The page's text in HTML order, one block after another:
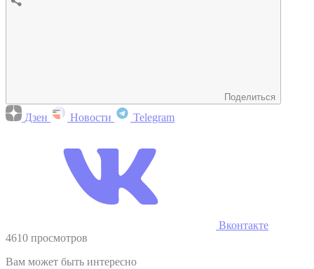
Поделиться
Дзен Новости Telegram
Вконтакте
4610 просмотров
Вам может быть интересно